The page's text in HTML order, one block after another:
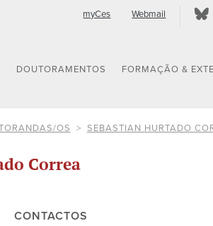
myCes Webmail
DOUTORAMENTOS FORMAÇÃO &
OS SEBASTIAN HURTADO
Correa
CONTACTOS